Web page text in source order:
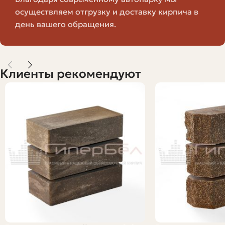
поставках, если партия не та же.
Наличие этих ограничений не означает, что материал
облицовку, важно учитывать и устранять возможные
риски заранее — при выборе, приёмке и монтаже.
Как правильно выбрать
гиперпрессованный кирпич для
условий Горно-Алтайска
Выбор начинается не с цены, а с целей и условий
эксплуатации. Отвечая себе на несколько вопросов, вы
быстро сузите круг подходящих вариантов:
Где будет использоваться кирпич: фасад над землёй,
цоколь, забор, декоративные элементы?
осуществляем отгрузку и доставку кирпича в
день вашего обращения.
Клиенты рекомендуют